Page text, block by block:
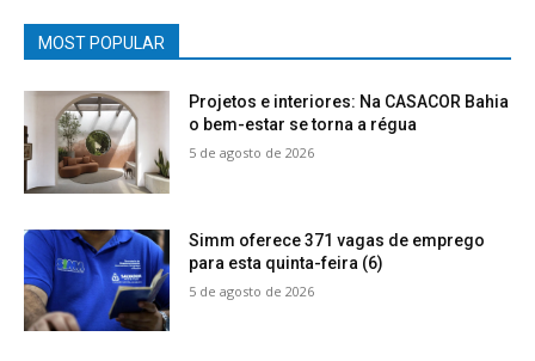
MOST POPULAR
Projetos e interiores: Na CASACOR Bahia
o bem-estar se torna a régua
5 de agosto de 2026
Simm oferece 371 vagas de emprego
para esta quinta-feira (6)
5 de agosto de 2026